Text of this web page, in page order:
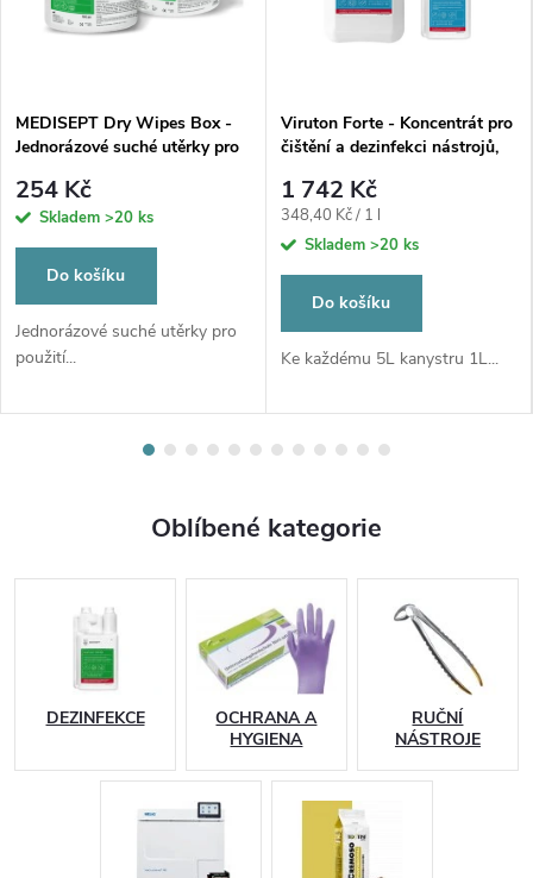
A
L
a
.
s
.
MEDISEPT Dry Wipes Box -
Jednorázové suché utěrky pro
roztokem, 100ks vč. boxu, 16 x
30 cm
254 Kč
Skladem >20 ks
Do košíku
Jednorázové suché utěrky pro
použití...
Viruton Forte - Koncentrát pro
čištění a dezinfekci nástrojů,
1 742 Kč
Měrná
cena:
348,40 Kč / 1 l
Skladem >20 ks
Do košíku
Ke každému 5L kanystru 1L...
Oblíbené kategorie
DEZINFEKCE
OCHRANA A
HYGIENA
RUČNÍ
NÁSTROJE